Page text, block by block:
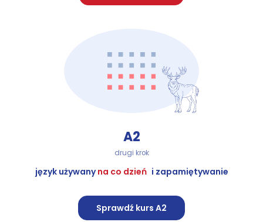
A2
drugi krok
język używanyna co dzieńi zapamiętywanie
Sprawdź kurs A2